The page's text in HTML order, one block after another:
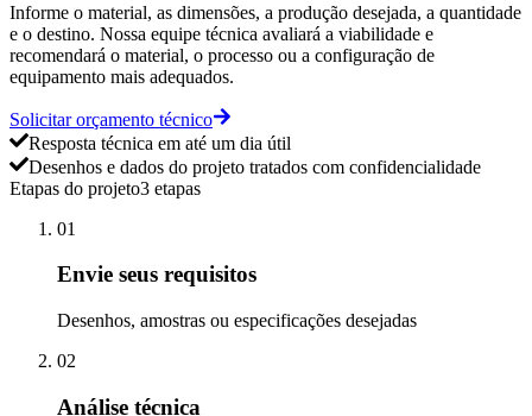
Informe o material, as dimensões, a produção desejada, a quantidade
e o destino. Nossa equipe técnica avaliará a viabilidade e
recomendará o material, o processo ou a configuração de
equipamento mais adequados.
Solicitar orçamento técnico
Resposta técnica em até um dia útil
Desenhos e dados do projeto tratados com confidencialidade
Etapas do projeto3 etapas
01
Envie seus requisitos
Desenhos, amostras ou especificações desejadas
02
Análise técnica